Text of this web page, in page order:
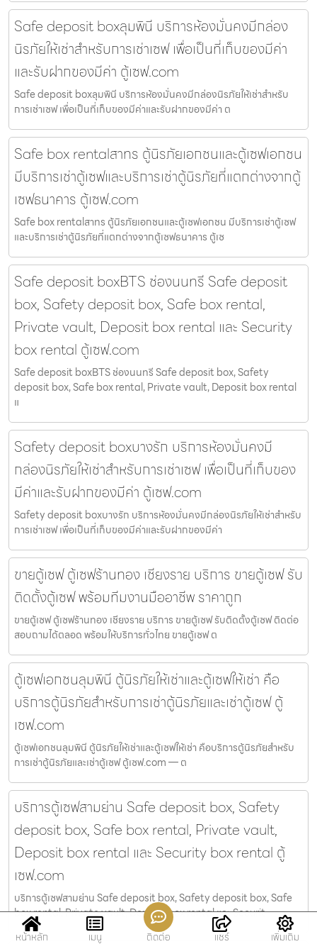
Safe deposit boxลุมพินี บริการห้องมั่นคงมีกล่อง
นิรภัยให้เช่าสำหรับการเช่าเซฟ เพื่อเป็นที่เก็บของมีค่า
และรับฝากของมีค่า ตู้เซฟ.com
Safe deposit boxลุมพินี บริการห้องมั่นคงมีกล่องนิรภัยให้เช่าสำหรับ
การเช่าเซฟ เพื่อเป็นที่เก็บของมีค่าและรับฝากของมีค่า ต
Safe box rentalสาทร ตู้นิรภัยเอกชนและตู้เซฟเอกชน
มีบริการเช่าตู้เซฟและบริการเช่าตู้นิรภัยที่แตกต่างจากตู้
เซฟธนาคาร ตู้เซฟ.com
Safe box rentalสาทร ตู้นิรภัยเอกชนและตู้เซฟเอกชน มีบริการเช่าตู้เซฟ
และบริการเช่าตู้นิรภัยที่แตกต่างจากตู้เซฟธนาคาร ตู้เซ
Safe deposit boxBTS ช่องนนทรี Safe deposit
box, Safety deposit box, Safe box rental,
Private vault, Deposit box rental และ Security
box rental ตู้เซฟ.com
Safe deposit boxBTS ช่องนนทรี Safe deposit box, Safety
deposit box, Safe box rental, Private vault, Deposit box rental
แ
Safety deposit boxบางรัก บริการห้องมั่นคงมี
กล่องนิรภัยให้เช่าสำหรับการเช่าเซฟ เพื่อเป็นที่เก็บของ
มีค่าและรับฝากของมีค่า ตู้เซฟ.com
Safety deposit boxบางรัก บริการห้องมั่นคงมีกล่องนิรภัยให้เช่าสำหรับ
การเช่าเซฟ เพื่อเป็นที่เก็บของมีค่าและรับฝากของมีค่า
ขายตู้เซฟ ตู้เซฟร้านทอง เชียงราย บริการ ขายตู้เซฟ รับ
ติดตั้งตู้เซฟ พร้อมทีมงานมืออาชีพ ราคาถูก
ขายตู้เซฟ ตู้เซฟร้านทอง เชียงราย บริการ ขายตู้เซฟ รับติดตั้งตู้เซฟ ติดต่อ
สอบถามได้ตลอด พร้อมให้บริการทั่วไทย ขายตู้เซฟ ต
ตู้เซฟเอกชนลุมพินี ตู้นิรภัยให้เช่าและตู้เซฟให้เช่า คือ
บริการตู้นิรภัยสำหรับการเช่าตู้นิรภัยและเช่าตู้เซฟ ตู้
เซฟ.com
ตู้เซฟเอกชนลุมพินี ตู้นิรภัยให้เช่าและตู้เซฟให้เช่า คือบริการตู้นิรภัยสำหรับ
การเช่าตู้นิรภัยและเช่าตู้เซฟ ตู้เซฟ.com — ต
บริการตู้เซฟสามย่าน Safe deposit box, Safety
deposit box, Safe box rental, Private vault,
Deposit box rental และ Security box rental ตู้
เซฟ.com
บริการตู้เซฟสามย่าน Safe deposit box, Safety deposit box, Safe
box rental, Private vault, Deposit box rental และ Securit
หน้าหลัก
เมนู ติดต่อ แชร์ เพิ่มเติม